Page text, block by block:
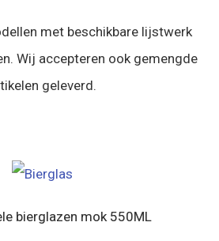
met beschikbare lijstwerk
Wij accepteren ook gemengde
geleverd.
bierglazen mok 550ML